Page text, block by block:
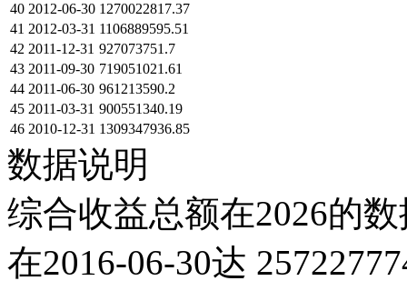
40 2012-06-30 1270022817.37
41 2012-03-31 1106889595.51
42 2011-12-31 927073751.7
43 2011-09-30 719051021.61
44 2011-06-30 961213590.2
45 2011-03-31 900551340.19
46 2010-12-31 1309347936.85
数据说明
综合收益总额在2026的
在2016-06-30达